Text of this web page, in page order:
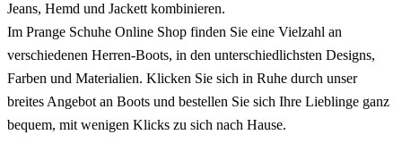
Jeans, Hemd und Jackett kombinieren.
Im Prange Schuhe Online Shop finden Sie eine Vielzahl an
verschiedenen Herren-Boots, in den unterschiedlichsten Designs,
Farben und Materialien. Klicken Sie sich in Ruhe durch unser
breites Angebot an Boots und bestellen Sie sich Ihre Lieblinge ganz
bequem, mit wenigen Klicks zu sich nach Hause.